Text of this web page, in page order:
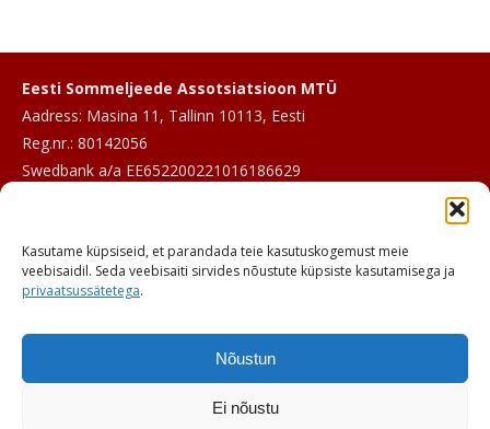
Kasutame küpsiseid, et parandada teie kasutuskogemust meie
veebisaidil. Seda veebisaiti sirvides nõustute küpsiste kasutamisega ja
privaatsussätetega.
Nõustun
Ei nõustu
Eesti Sommeljeede Assotsiatsioon MTÜ
Aadress: Masina 11, Tallinn 10113, Eesti
Reg.nr.: 80142056
Swedbank a/a EE652200221016186629
Telefon: +372 601 2017
© ESA 2026